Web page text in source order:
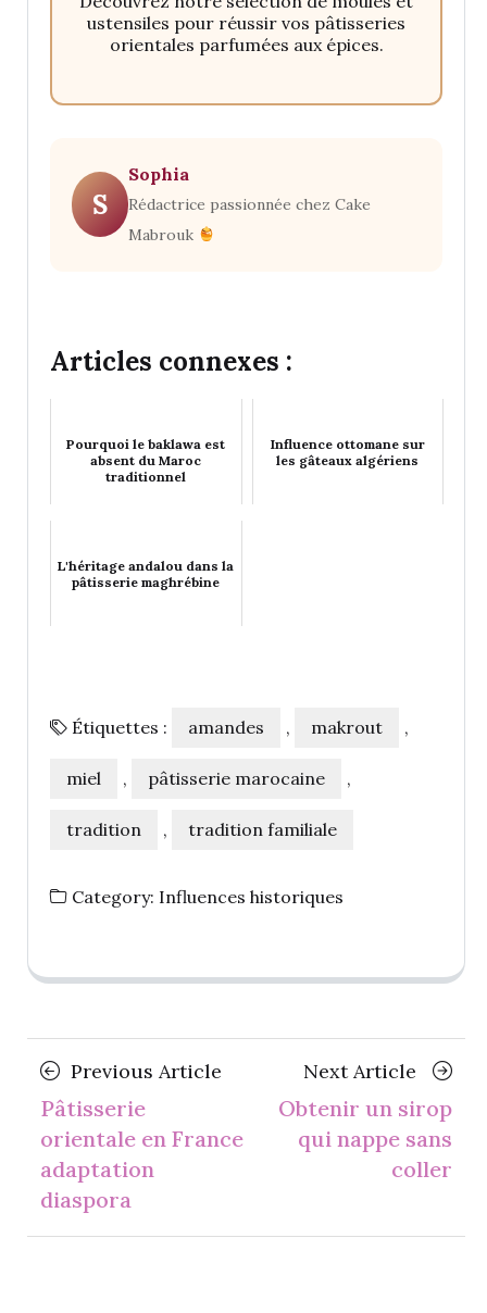
ustensiles pour réussir vos pâtisseries
orientales parfumées aux épices.
S
Sophia
Rédactrice passionnée chez Cake
Mabrouk
Articles connexes :
Pourquoi le baklawa est
absent du Maroc
traditionnel
Influence ottomane sur
les gâteaux algériens
L'héritage andalou dans la
pâtisserie maghrébine
Étiquettes : amandes , makrout ,
miel , pâtisserie marocaine ,
tradition , tradition familiale
Category: Influences historiques
Posts
navigation
Previous Article
Article
Pâtisserie
orientale en France
adaptation
diaspora
Next Article
Next
Obtenir un sirop
qui nappe sans
coller